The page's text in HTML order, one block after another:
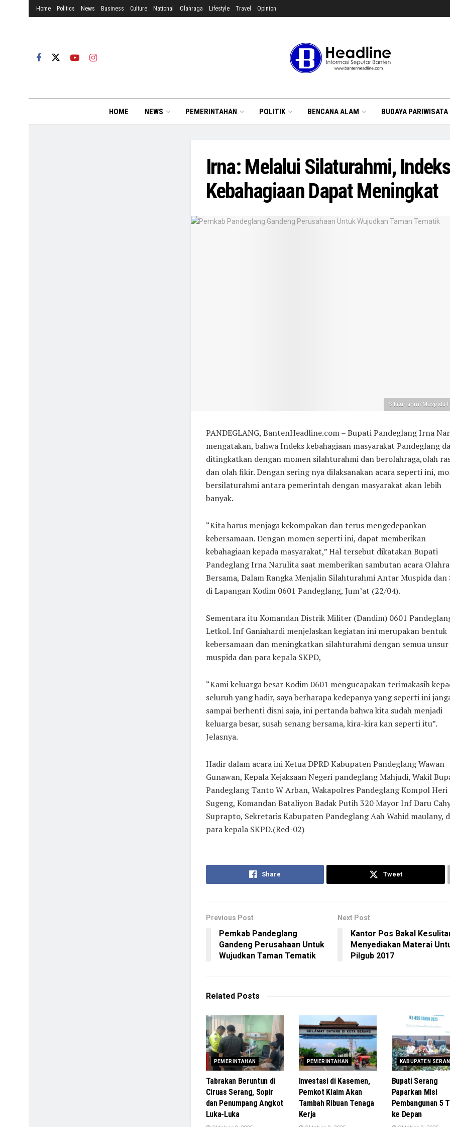
Home Politics News Business Culture National Olahraga Lifestyle Travel Opinion
HOME NEWS PEMERINTAHAN POLITIK BENCANA ALAM BUDAYA PARIWISATA
Irna: Melalui Silaturahmi, Indeks
Kebahagiaan Dapat Meningkat
Silaturrahmi Muspida
PANDEGLANG, BantenHeadline.com – Bupati Pandeglang Irna
mengatakan, bahwa Indeks kebahagiaan masyarakat Pandeglang
ditingkatkan dengan momen silahturahmi dan berolahraga,olah
dan olah fikir. Dengan sering nya dilaksanakan acara seperti ini,
bersilaturahmi antara pemerintah dengan masyarakat akan lebih
banyak.
“Kita harus menjaga kekompakan dan terus mengedepankan
kebersamaan. Dengan momen seperti ini, dapat memberikan
kebahagiaan kepada masyarakat,” Hal tersebut dikatakan Bupati
Pandeglang Irna Narulita saat memberikan sambutan acara
Bersama, Dalam Rangka Menjalin Silahturahmi Antar Muspida dan
di Lapangan Kodim 0601 Pandeglang, Jum’at (22/04).
Sementara itu Komandan Distrik Militer (Dandim) 0601
Letkol. Inf Ganiahardi menjelaskan kegiatan ini merupakan bentuk
kebersamaan dan meningkatkan silahturahmi dengan semua unsur
muspida dan para kepala SKPD,
“Kami keluarga besar Kodim 0601 mengucapakan terimakasih
seluruh yang hadir, saya berharapa kedepanya yang seperti ini
sampai berhenti disni saja, ini pertanda bahwa kita sudah menjadi
keluarga besar, susah senang bersama, kira-kira kan seperti itu”.
Jelasnya.
Hadir dalam acara ini Ketua DPRD Kabupaten Pandeglang Wawan
Gunawan, Kepala Kejaksaan Negeri pandeglang Mahjudi, Wakil
Pandeglang Tanto W Arban, Wakapolres Pandeglang Kompol Heri
Sugeng, Komandan Bataliyon Badak Putih 320 Mayor Inf Daru
Suprapto, Sekretaris Kabupaten Pandeglang Aah Wahid maulany,
para kepala SKPD.(Red-02)
Share Tweet
Previous Post
Pemkab Pandeglang
Gandeng Perusahaan Untuk
Wujudkan Taman Tematik
Next Post
Kantor Pos Bakal
Menyediakan Materai
Pilgub 2017
RelatedPosts
PEMERINTAHAN
Tabrakan Beruntun di
Ciruas Serang, Sopir
dan Penumpang Angkot
Luka-Luka
PEMERINTAHAN
Investasi di Kasemen,
Pemkot Klaim Akan
Tambah Ribuan Tenaga
Kerja
KABUPATEN
Bupati Serang
Paparkan Misi
Pembangunan 5
ke Depan